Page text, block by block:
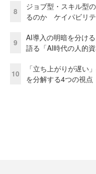
8
ジョブ型・スキル型
るのか ケイパビリ
9
AI導入の明暗を分け
語る「AI時代の人的
10
「立ち上がりが遅
を分解する4つの視点